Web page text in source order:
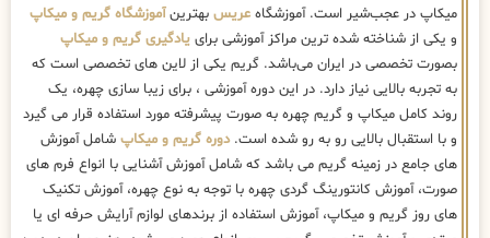
میکاپ در عجب‌شیر است. آموزشگاه عریس بهترینآموزشگاه گریم و میکاپ
و یکی از شناخته شده ترین مراکز آموزشی برای یادگیری گریم و میکاپ
بصورت تخصصی در ایران می‌باشد. گریم یکی از لاین های تخصصی است که
به تجربه بالایی نیاز دارد. در این دوره آموزشی ، برای زیبا سازی چهره، یک
روند کامل میکاپ و گریم چهره به صورت پیشرفته مورد استفاده قرار می گیرد
و با استقبال بالایی رو به رو شده است.دوره گریم و میکاپ شامل آموزش
های جامع در زمینه گریم می باشد که شامل آموزش آشنایی با انواع فرم های
صورت، آموزش کانتورینگ گردی چهره با توجه به نوع چهره، آموزش تکنیک
های روز گریم و میکاپ، آموزش استفاده از برندهای لوازم آرایش حرفه ای یا